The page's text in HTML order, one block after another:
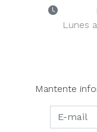
Lunes
Mantente